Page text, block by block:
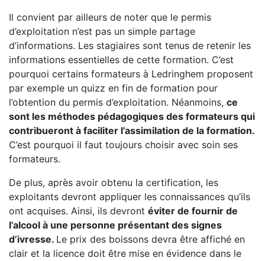
Il convient par ailleurs de noter que le permis
d’exploitation n’est pas un simple partage
d’informations. Les stagiaires sont tenus de retenir les
informations essentielles de cette formation. C’est
pourquoi certains formateurs à Ledringhem proposent
par exemple un quizz en fin de formation pour
l’obtention du permis d’exploitation. Néanmoins, ce
sont les méthodes pédagogiques des formateurs qui
contribueront à faciliter l’assimilation de la formation.
C’est pourquoi il faut toujours choisir avec soin ses
formateurs.
De plus, après avoir obtenu la certification, les
exploitants devront appliquer les connaissances qu’ils
ont acquises. Ainsi, ils devront éviter de fournir de
l’alcool à une personne présentant des signes
d’ivresse. Le prix des boissons devra être affiché en
clair et la licence doit être mise en évidence dans le